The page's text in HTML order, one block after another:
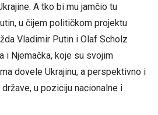
A tko bi mu jamčio tu
u čijem političkom projektu
Vladimir Putin i Olaf Scholz
i Njemačka, koje su svojim
dovele Ukrajinu, a perspektivno i
u poziciju nacionalne i